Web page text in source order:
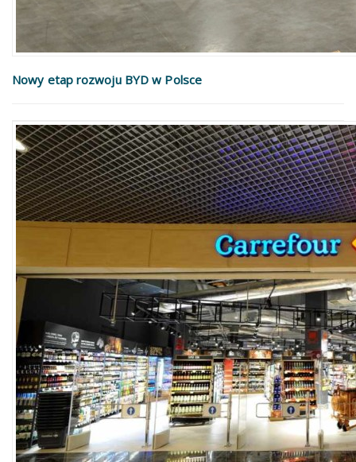
Nowy etap rozwoju BYD w Polsce